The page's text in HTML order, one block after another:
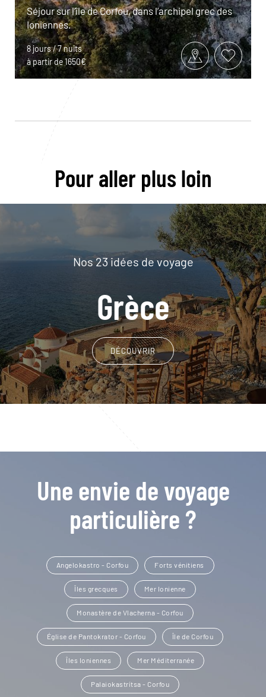
Séjour sur l’île de Corfou, dans l’archipel grec des
Ioniennes.
8 jours / 7 nuits
à partir de 1650€
Pour aller plus loin
Nos 23 idées de voyage
Grèce
DÉCOUVRIR
Une envie de voyage
particulière ?
Angelokastro - Corfou Forts vénitiens
Îles grecques Mer Ionienne
Monastère de Vlacherna - Corfou
Église de Pantokrator - Corfou Île de Corfou
Îles Ioniennes Mer Méditerranée
Palaiokastrítsa - Corfou